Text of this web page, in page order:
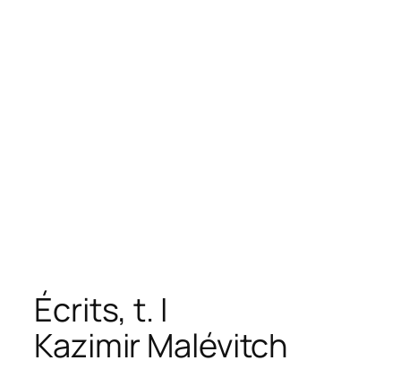
Écrits, t. I
Kazimir Malévitch